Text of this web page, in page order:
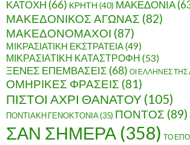
ΚΑΤΟΧΗ (66) ΚΡΗΤΗ (40) ΜΑΚΕΔΟΝΙΑ
ΜΑΚΕΔΟΝΙΚΟΣ ΑΓΩΝΑΣ (82)
ΜΑΚΕΔΟΝΟΜΑΧΟΙ (87)
ΜΙΚΡΑΣΙΑΤΙΚΗ ΕΚΣΤΡΑΤΕΙΑ(49)
ΜΙΚΡΑΣΙΑΤΙΚΗ ΚΑΤΑΣΤΡΟΦΗ (53)
ΞΕΝΕΣ ΕΠΕΜΒΑΣΕΙΣ (68) ΟΙ ΕΛΛΗΝΕΣ ΤΗΣ
ΟΜΗΡΙΚΕΣ ΦΡΑΣΕΙΣ (81)
ΠΙΣΤΟΙ ΑΧΡΙ ΘΑΝΑΤΟΥ (105)
ΠΟΝΤΙΑΚΗ ΓΕΝΟΚΤΟΝΙΑ(35) ΠΟΝΤΟΣ (89)
ΣΑΝ ΣΗΜΕΡΑ (358) ΤΟ